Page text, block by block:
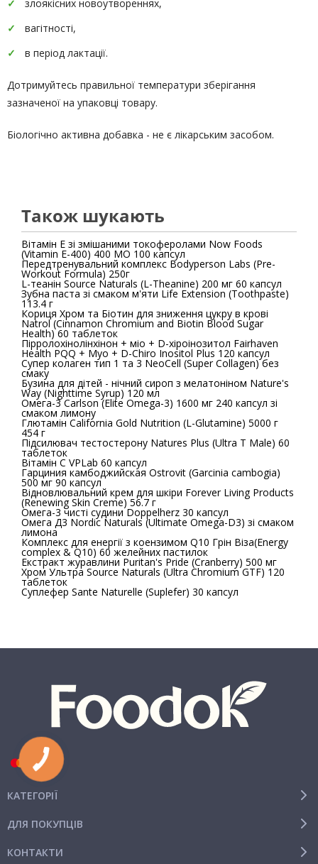
злоякісних новоутвореннях,
вагітності,
в період лактації.
Дотримуйтесь правильної температури зберігання
зазначеної на упаковці товару.
Біологічно активна добавка - не є лікарським засобом.
Також шукають
Вітамін E зі змішаними токоферолами Now Foods
(Vitamin E-400) 400 МО 100 капсул
Передтренувальний комплекс Bodyperson Labs (Pre-
Workout Formula) 250г
L-теанін Source Naturals (L-Theanine) 200 мг 60 капсул
Зубна паста зі смаком м'яти Life Extension (Toothpaste)
113.4 г
Кориця Хром та Біотин для зниження цукру в крові
Natrol (Cinnamon Chromium and Biotin Blood Sugar
Health) 60 таблеток
Пірролохінолінхінон + міо + D-хіроінозитол Fairhaven
Health PQQ + Myo + D-Chiro Inositol Plus 120 капсул
Супер колаген тип 1 та 3 NeoCell (Super Collagen) без
смаку
Бузина для дітей - нічний сироп з мелатоніном Nature's
Way (Nighttime Syrup) 120 мл
Омега-3 Carlson (Elite Omega-3) 1600 мг 240 капсул зі
смаком лимону
Глютамін California Gold Nutrition (L-Glutamine) 5000 г
454 г
Підсилювач тестостерону Natures Plus (Ultra T Male) 60
таблеток
Вітамін C VPLab 60 капсул
Гарциния камбоджийская Ostrovit (Garcinia cambogia)
500 мг 90 капсул
Відновлювальний крем для шкіри Forever Living Products
(Renewing Skin Creme) 56.7 г
Омега-3 чисті судини Doppelherz 30 капсул
Омега Д3 Nordic Naturals (Ultimate Omega-D3) зі смаком
лимона
Комплекс для енергії з коензимом Q10 Грін Віза(Energy
complex & Q10) 60 желейних пастилок
Екстракт журавлини Puritan's Pride (Cranberry) 500 мг
Хром Ультра Source Naturals (Ultra Chromium GTF) 120
таблеток
Суплефер Sante Naturelle (Suplefer) 30 капсул
КАТЕГОРІЇ
ДЛЯ ПОКУПЦІВ
КОНТАКТИ